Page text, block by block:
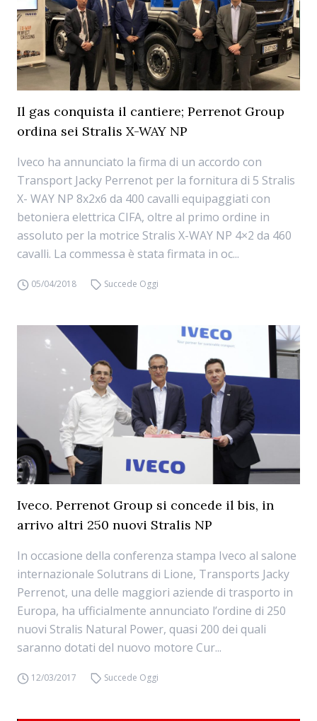
Il gas conquista il cantiere; Perrenot Group
ordina sei Stralis X-WAY NP
Iveco ha annunciato la firma di un accordo con
Transport Jacky Perrenot per la fornitura di 5 Stralis
X- WAY NP 8x2x6 da 400 cavalli equipaggiati con
betoniera elettrica CIFA, oltre al primo ordine in
assoluto per la motrice Stralis X-WAY NP 4×2 da 460
cavalli. La commessa è stata firmata in oc...
05/04/2018 Succede Oggi
Iveco. Perrenot Group si concede il bis, in
arrivo altri 250 nuovi Stralis NP
In occasione della conferenza stampa Iveco al salone
internazionale Solutrans di Lione, Transports Jacky
Perrenot, una delle maggiori aziende di trasporto in
Europa, ha ufficialmente annunciato l’ordine di 250
nuovi Stralis Natural Power, quasi 200 dei quali
saranno dotati del nuovo motore Cur...
12/03/2017 Succede Oggi